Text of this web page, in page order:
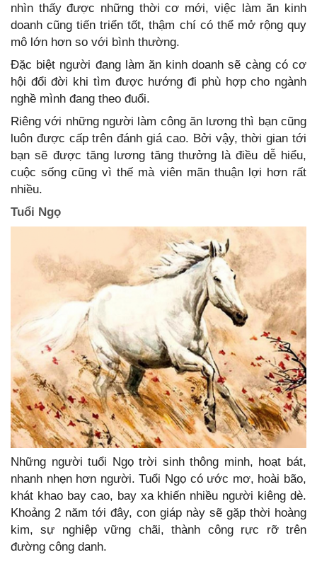
nhìn thấy được những thời cơ mới, việc làm ăn kinh
doanh cũng tiến triển tốt, thậm chí có thể mở rộng quy
mô lớn hơn so với bình thường.
Đặc biệt người đang làm ăn kinh doanh sẽ càng có cơ
hội đổi đời khi tìm được hướng đi phù hợp cho ngành
nghề mình đang theo đuổi.
Riêng với những người làm công ăn lương thì bạn cũng
luôn được cấp trên đánh giá cao. Bởi vậy, thời gian tới
bạn sẽ được tăng lương tăng thưởng là điều dễ hiểu,
cuộc sống cũng vì thế mà viên mãn thuận lợi hơn rất
nhiều.
Tuổi Ngọ
Những người tuổi Ngọ trời sinh thông minh, hoạt bát,
nhanh nhẹn hơn người. Tuổi Ngọ có ước mơ, hoài bão,
khát khao bay cao, bay xa khiến nhiều người kiêng dè.
Khoảng 2 năm tới đây, con giáp này sẽ gặp thời hoàng
kim, sự nghiệp vững chãi, thành công rực rỡ trên
đường công danh.